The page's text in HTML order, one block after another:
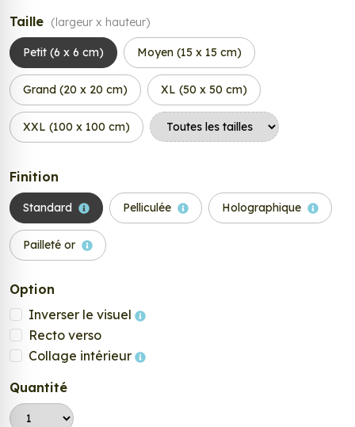
Taille (largeur x hauteur)
Petit (6 x 6 cm) Moyen (15 x 15 cm)
Grand (20 x 20 cm) XL (50 x 50 cm)
XXL (100 x 100 cm)
Finition
Standard Pelliculée Holographique
Pailleté or
Option
Inverser le visuel
Recto verso
Collage intérieur
Quantité